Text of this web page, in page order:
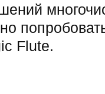
Flutе.